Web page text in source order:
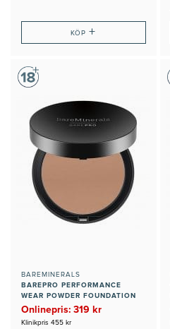
KÖP+
BAREMINERALS
BAREPRO PERFORMANCE
WEAR POWDER FOUNDATION
Onlinepris: 319 kr
Klinikpris 455 kr